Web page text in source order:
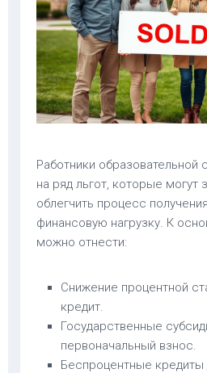
Работники
на ряд льгот, которые могут
облегчить процесс
финансовую нагрузку. К
можно отнести:
Снижение процентной
кредит.
Государственные
первоначальный взнос.
Беспроцентные кредиты